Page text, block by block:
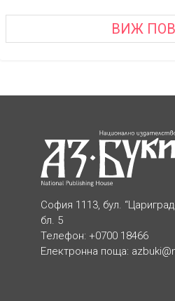
ВИЖ
София 1113, бул.
бл. 5
Телефон: +0700 18466
Електронна поща: